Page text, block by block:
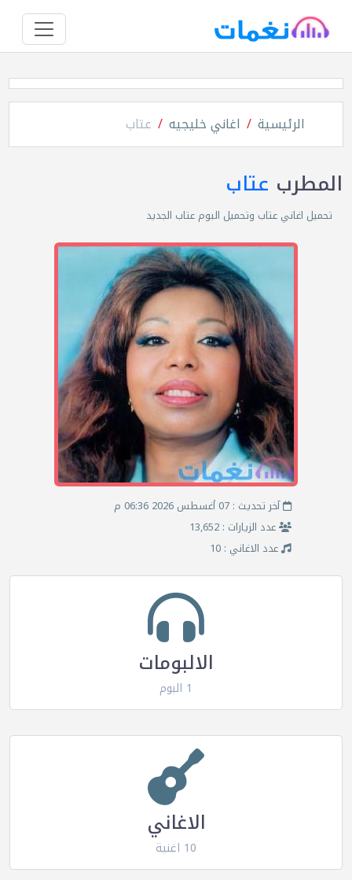
الرئيسية اغاني خليجيه عتاب
المطرب عتاب
تحميل اغاني عتاب وتحميل البوم عتاب الجديد
آخر تحديث : 07 أغسطس 2026 06:36 م
عدد الزيارات : 13,652
عدد الاغاني : 10
الالبومات
1 البوم
الاغاني
10 اغنية